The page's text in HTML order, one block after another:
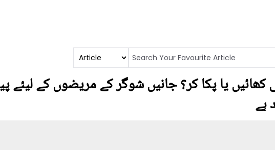
کھائیں یا پکا کر؟ جانیں شوگر کے مریضوں کے لیئے
ہے